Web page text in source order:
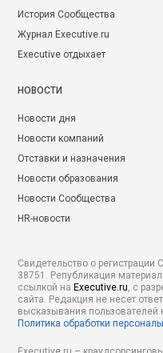
История Сообщества
Журнал Executive.ru
Executive отдыхает
НОВОСТИ
Новости дня
Новости компаний
Отставки и назначения
Новости образования
Новости Сообщества
HR-новости
Свидетельство о
38751. Републикация
ссылкой на Executive.ru, с
сайта. Редакция не несет
высказывания пользователей
Политика обработки